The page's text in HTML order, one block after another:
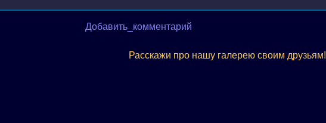
Добавить_комментарий
Расскажи про нашу галерею своим друзьям!